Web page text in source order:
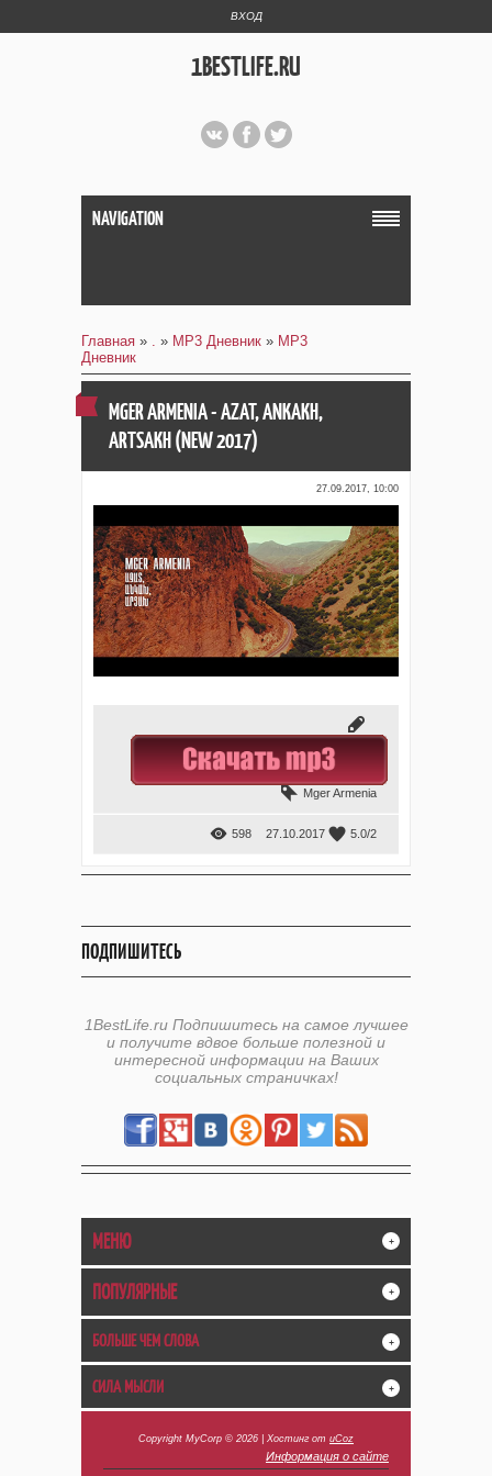
ВХОД
1BESTLIFE.RU
NAVIGATION
Главная » . » MP3 Дневник » MP3
Дневник
MGER ARMENIA - AZAT, ANKAKH,
ARTSAKH (NEW 2017)
27.09.2017, 10:00
Mger Armenia
598 27.10.2017 5.0/2
ПОДПИШИТЕСЬ
1BestLife.ru Подпишитесь на самое лучшее
и получите вдвое больше полезной и
интересной информации на Ваших
социальных страничках!
МЕНЮ +
ПОПУЛЯРНЫЕ +
БОЛЬШЕ ЧЕМ СЛОВА +
СИЛА МЫСЛИ +
Copyright MyCorp © 2026 Хостинг от uCoz
Информация о сайте